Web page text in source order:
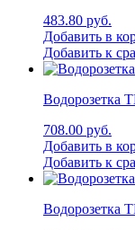
483.80 руб.
Добавить в
Добавить к
Водорозетка
708.00 руб.
Добавить в
Добавить к
Водорозетка